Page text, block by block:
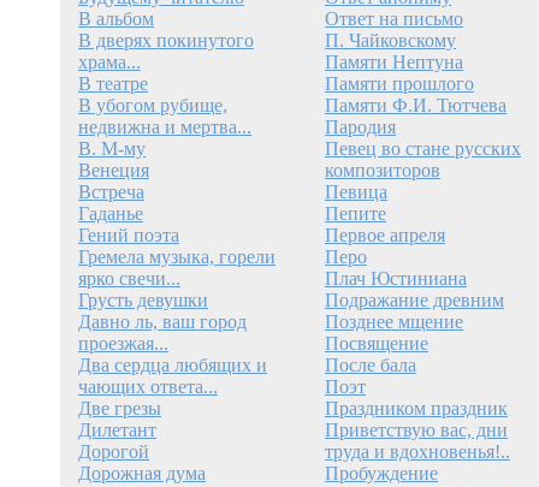
В альбом
В дверях покинутого
храма...
В театре
В убогом рубище,
недвижна и мертва...
В. М-му
Венеция
Встреча
Гаданье
Гений поэта
Гремела музыка, горели
ярко свечи...
Грусть девушки
Давно ль, ваш город
проезжая...
Два сердца любящих и
чающих ответа...
Две грезы
Дилетант
Дорогой
Дорожная дума
Ответ на письмо
П. Чайковскому
Памяти Нептуна
Памяти прошлого
Памяти Ф.И. Тютчева
Пародия
Певец во стане русских
композиторов
Певица
Пепите
Первое апреля
Перо
Плач Юстиниана
Подражание древним
Позднее мщение
Посвящение
После бала
Поэт
Праздником праздник
Приветствую вас, дни
труда и вдохновенья!..
Пробуждение